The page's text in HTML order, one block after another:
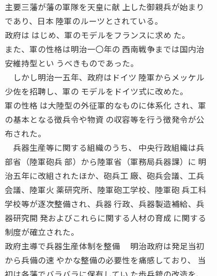
主要三藩が藩の軍隊を天皇に献 上した御親兵が始まり
であり、日本 陸軍のルーツとされている。
政府は はじめ、軍のモデルをフランスに求め た。
また、軍の性格は明治一〇年の 西南戦争までは国内治
安維持型とい うべきものであった。
しかし明治一五年、政府はドイツ 陸軍からメッケル
少佐を招聘し、軍の モデルをドイツ式に改めた。
軍の性格 は大陸型の外征軍的なものに体系化 され、軍
の基本となる徴兵令や物資 の収容等を行う徴発令が公
布された。
兵器生産等に関する組織のうち、 中央行政組織は兵
部省（陸軍砲兵 部）から陸軍省（軍務局兵器課）に 明
治五年に改組されたほか、砲兵工 廠、砲兵会議、工兵
会議、陸軍火 薬研究所、陸軍砲工学校、陸軍砲 兵工科
学校等が逐次整備され、兵器 行政、兵器製造補給、兵
器研究開 発およびこれらに関する人材の育成 に関する
制度が確立された。
政府主導で兵器生産体制を整備 明治政府は発足当初
から兵備の速 やかな整備の必要性を痛感しており、 当